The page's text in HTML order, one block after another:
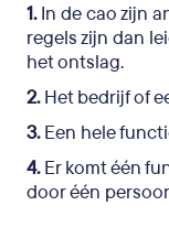
1.In de cao zijn
regels zijn dan
het ontslag.
2.Het bedrijf of
3.Een hele
4.Er komt één
door één